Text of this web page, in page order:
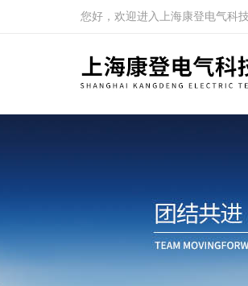
您好，欢迎进入上海康登电气科